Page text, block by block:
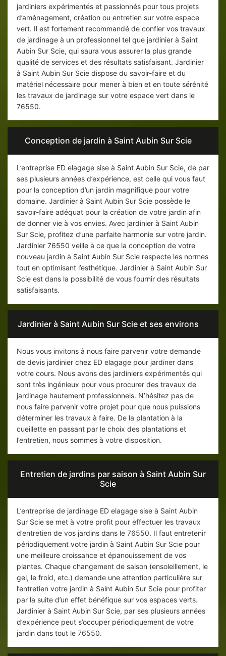
jardiniers expérimentés et passionnés pour tous projets
d’aménagement, création ou entretien sur votre espace
vert. Il est fortement recommandé de confier vos travaux
de jardinage à un professionnel tel que jardinier à Saint
Aubin Sur Scie, qui saura vous assurer la plus grande
qualité de services et des résultats satisfaisant. Jardinier
à Saint Aubin Sur Scie dispose du savoir-faire et du
matériel nécessaire pour mener à bien et en toute sérénité
les travaux de jardinage sur votre espace vert dans le
76550.
Conception de jardin à Saint Aubin Sur Scie
L’entreprise ED elagage sise à Saint Aubin Sur Scie, de par
ses plusieurs années d’expérience, est celle qui vous faut
pour la conception d’un jardin magnifique pour votre
domaine. Jardinier à Saint Aubin Sur Scie possède le
savoir-faire adéquat pour la création de votre jardin afin
de donner vie à vos envies. Avec jardinier à Saint Aubin
Sur Scie, profitez d’une parfaite harmonie sur votre jardin.
Jardinier 76550 veille à ce que la conception de votre
nouveau jardin à Saint Aubin Sur Scie respecte les normes
tout en optimisant l’esthétique. Jardinier à Saint Aubin Sur
Scie est dans la possibilité de vous fournir des résultats
satisfaisants.
Jardinier à Saint Aubin Sur Scie et ses environs
Nous vous invitons à nous faire parvenir votre demande
de devis jardinier chez ED elagage pour jardiner dans
votre cours. Nous avons des jardiniers expérimentés qui
sont très ingénieux pour vous procurer des travaux de
jardinage hautement professionnels. N’hésitez pas de
nous faire parvenir votre projet pour que nous puissions
déterminer les travaux à faire. De la plantation à la
cueillette en passant par le choix des plantations et
l’entretien, nous sommes à votre disposition.
Entretien de jardins par saison à Saint Aubin Sur
Scie
L’entreprise de jardinage ED elagage sise à Saint Aubin
Sur Scie se met à votre profit pour effectuer les travaux
d’entretien de vos jardins dans le 76550. Il faut entretenir
périodiquement votre jardin à Saint Aubin Sur Scie pour
une meilleure croissance et épanouissement de vos
plantes. Chaque changement de saison (ensoleillement, le
gel, le froid, etc.) demande une attention particulière sur
l’entretien votre jardin à Saint Aubin Sur Scie pour profiter
par la suite d’un effet bénéfique sur vos espaces verts.
Jardinier à Saint Aubin Sur Scie, par ses plusieurs années
d’expérience peut s’occuper périodiquement de votre
jardin dans tout le 76550.